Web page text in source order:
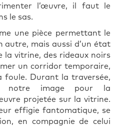
l’œuvre, il faut le
le sas.
une pièce permettant le
autre, mais aussi d’un état
la vitrine, des rideaux noirs
un corridor temporaire,
foule. Durant la traversée,
notre image pour la
projetée sur la vitrine.
effigie fantomatique, se
en compagnie de celui